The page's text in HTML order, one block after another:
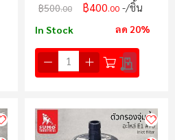
฿500.00 ฿400.00 /ชิ้น
In Stock ลด 20%